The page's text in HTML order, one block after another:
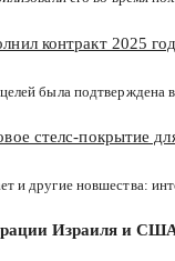
контракт 2025
была
стелс-покрытие
и другие новшества:
Израиля и